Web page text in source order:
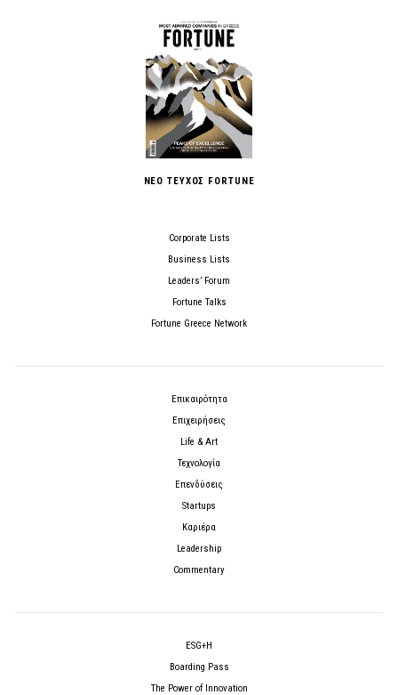
ΝΕΟ ΤΕΥΧΟΣ FORTUNE
Corporate Lists
Business Lists
Leaders’ Forum
Fortune Talks
Fortune Greece Network
Επικαιρότητα
Επιχειρήσεις
Life & Art
Τεχνολογία
Επενδύσεις
Startups
Καριέρα
Leadership
Commentary
ESG+H
Boarding Pass
The Power of Innovation